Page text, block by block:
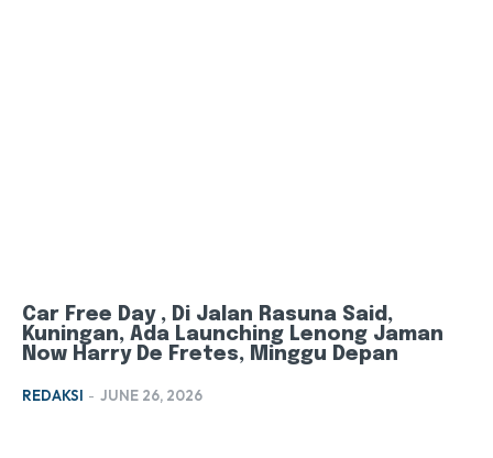
Car Free Day , Di Jalan Rasuna Said,
Kuningan, Ada Launching Lenong Jaman
Now Harry De Fretes, Minggu Depan
REDAKSI - JUNE 26, 2026